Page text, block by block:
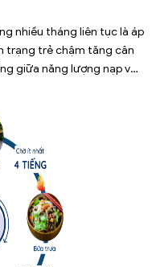
nhiều tháng liên tục là áp
trạng trẻ chậm tăng cân
giữa năng lượng nạp vào